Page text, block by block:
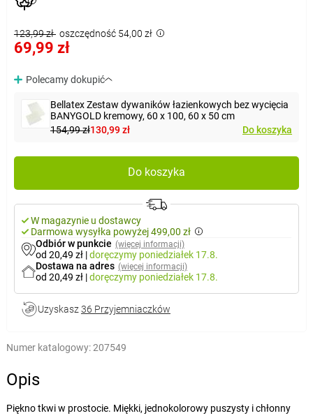
123,99 zł oszczędność 54,00 zł
69,99 zł
Polecamy dokupić
Bellatex Zestaw dywaników łazienkowych bez wycięcia
BANYGOLD kremowy, 60 x 100, 60 x 50 cm
154,99 zł130,99 zł Do koszyka
Do koszyka
W magazynie u dostawcy
Darmowa wysyłka powyżej 499,00 zł
Odbiór w punkcie (więcej informacji)
od 20,49 zł |doręczymy poniedziałek 17.8.
Dostawa na adres (więcej informacji)
od 20,49 zł |doręczymy poniedziałek 17.8.
Uzyskasz 36 Przyjemniaczków
Numer katalogowy:207549
Opis
Piękno tkwi w prostocie. Miękki, jednokolorowy puszysty i chłonny